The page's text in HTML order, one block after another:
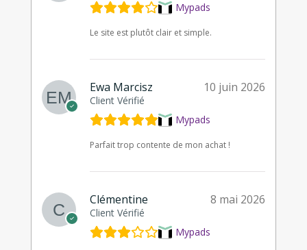
Mypads
Le site est plutôt clair et simple.
Ewa Marcisz
Client Vérifié
10 juin 2026
Mypads
Parfait trop contente de mon achat !
Clémentine
Client Vérifié
8 mai 2026
Mypads